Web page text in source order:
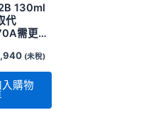
130ml
代
需更新
(未稅)
購物